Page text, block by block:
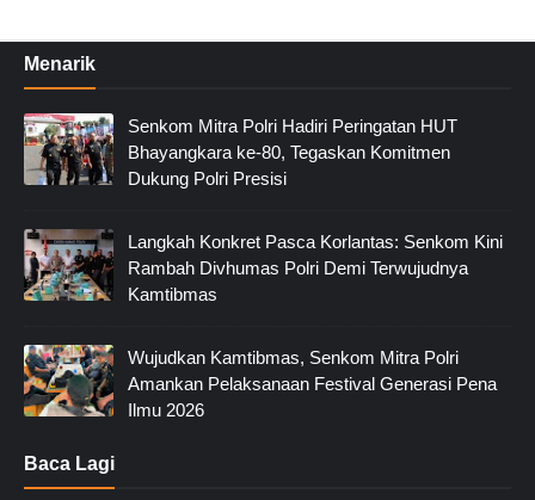
Menarik
Senkom Mitra Polri Hadiri Peringatan HUT
Bhayangkara ke-80, Tegaskan Komitmen
Dukung Polri Presisi
Langkah Konkret Pasca Korlantas: Senkom Kini
Rambah Divhumas Polri Demi Terwujudnya
Kamtibmas
Wujudkan Kamtibmas, Senkom Mitra Polri
Amankan Pelaksanaan Festival Generasi Pena
Ilmu 2026
Baca Lagi